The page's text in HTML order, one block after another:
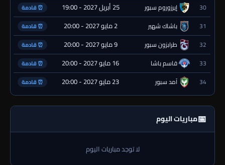
30 إيرزوروم سبور 25 أبريل 2027 - 19:00 ⏰ قادمة
31 باشاك شهير 2 مايو 2027 - 20:00 ⏰ قادمة
32 طرابزون سبور 9 مايو 2027 - 20:00 ⏰ قادمة
33 قاسم باشا 16 مايو 2027 - 20:00 ⏰ قادمة
34 آمد سبور 23 مايو 2027 - 20:00 ⏰ قادمة
📅مباريات اليوم
لا توجد مباريات اليوم